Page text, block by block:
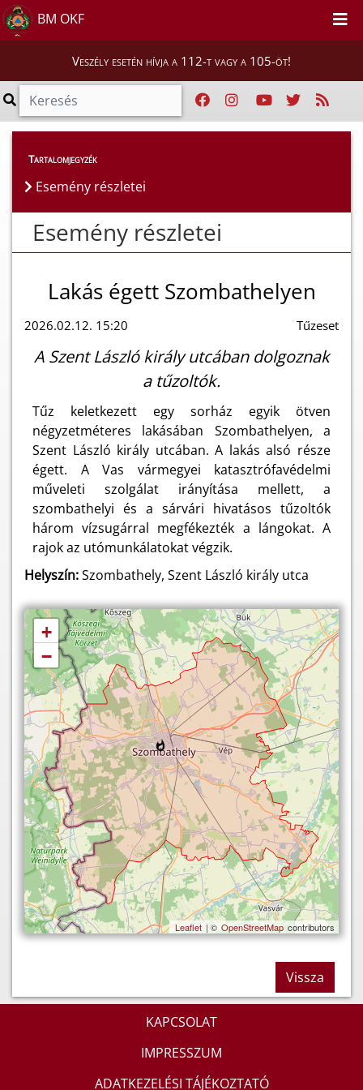
BM OKF
Veszély esetén hívja a 112-t vagy a 105-öt!
Esemény részletei
Tartalomjegyzék
Esemény részletei
Esemény részletei
Lakás égett Szombathelyen
2026.02.12. 15:20 Tűzeset
A Szent László király utcában dolgoznak
a tűzoltók.
Tűz keletkezett egy sorház egyik ötven
négyzetméteres lakásában Szombathelyen, a
Szent László király utcában. A lakás alsó része
égett. A Vas vármegyei katasztrófavédelmi
műveleti szolgálat irányítása mellett, a
szombathelyi és a sárvári hivatásos tűzoltók
három vízsugárral megfékezték a lángokat. A
rajok az utómunkálatokat végzik.
Helyszín:Szombathely, Szent László király utca
+
−
Leaflet | © OpenStreetMap contributors
Vissza
KAPCSOLAT
IMPRESSZUM
ADATKEZELÉSI TÁJÉKOZTATÓ